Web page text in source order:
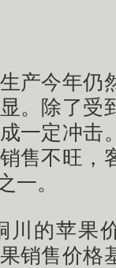
今年仍
。除了受
一定冲击
售不旺，
一。
的苹果价
销售价格